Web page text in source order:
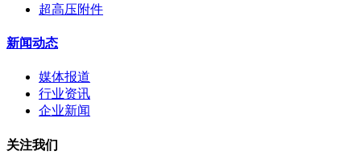
超高压附件
新闻动态
媒体报道
行业资讯
企业新闻
关注我们